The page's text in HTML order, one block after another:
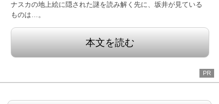
ナスカの地上絵に隠された謎を読み解く先に、坂井が見ている
ものは…。
本文を読む
PR